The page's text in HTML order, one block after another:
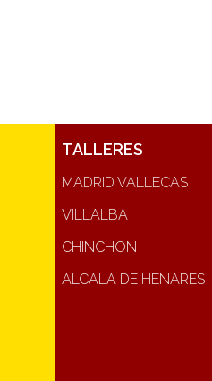
TALLERES
MADRID VALLECAS
VILLALBA
CHINCHON
ALCALA DE HENARES